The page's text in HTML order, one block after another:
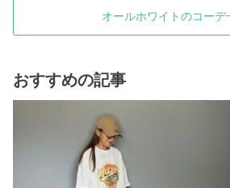
オールホワイトのコー
おすすめの記事